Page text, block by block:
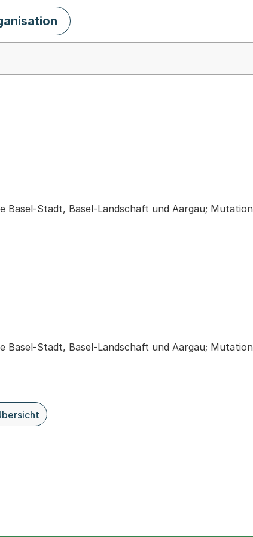
Basel-Stadt, Basel-Landschaft und Aargau; Mutation
zum Geschäft
Basel-Stadt, Basel-Landschaft und Aargau; Mutation